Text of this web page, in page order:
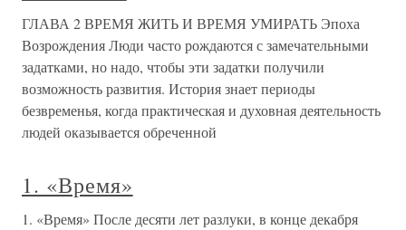
ГЛАВА 2 ВРЕМЯ ЖИТЬ И ВРЕМЯ УМИРАТЬ Эпоха
Возрождения Люди часто рождаются с замечательными
задатками, но надо, чтобы эти задатки получили
возможность развития. История знает периоды
безвременья, когда практическая и духовная деятельность
людей оказывается обреченной
1. «Время»
1. «Время» После десяти лет разлуки, в конце декабря